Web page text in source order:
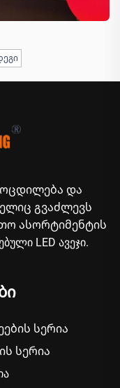
და
გვაძლევს
ასორტიმენტის
LED ავეჯი.
სერია
სერია